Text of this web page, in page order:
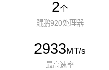
2个
鲲鹏920处理器
2933MT/s
最高速率